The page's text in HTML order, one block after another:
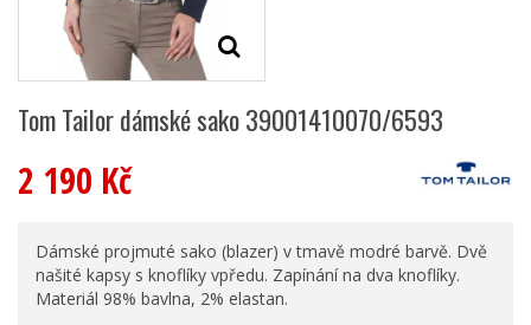
Tom Tailor dámské sako 39001410070/6593
2 190 Kč
Dámské projmuté sako (blazer) v tmavě modré barvě. Dvě
našité kapsy s knoflíky vpředu. Zapínání na dva knoflíky.
Materiál 98% bavlna, 2% elastan.